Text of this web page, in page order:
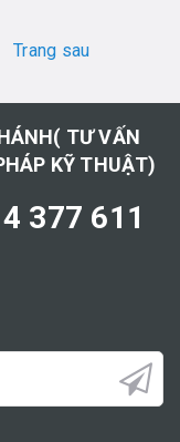
Trang sau
TƯ VẤN
KỸ THUẬT)
377 611